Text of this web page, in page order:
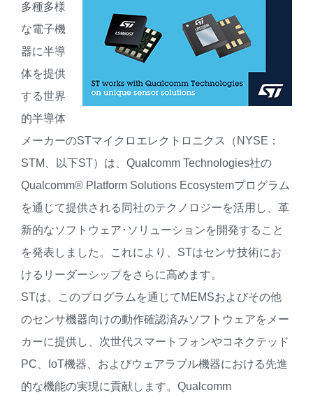
多種多様
な電子機
器に半導
体を提供
する世界
的半導体
メーカーのSTマイクロエレクトロニクス（NYSE：
STM、以下ST）は、Qualcomm Technologies社の
Qualcomm® Platform Solutions Ecosystemプログラム
を通じて提供される同社のテクノロジーを活用し、革
新的なソフトウェア･ソリューションを開発すること
を発表しました。これにより、STはセンサ技術にお
けるリーダーシップをさらに高めます。
STは、このプログラムを通じてMEMSおよびその他
のセンサ機器向けの動作確認済みソフトウェアをメー
カーに提供し、次世代スマートフォンやコネクテッド
PC、IoT機器、およびウェアラブル機器における先進
的な機能の実現に貢献します。Qualcomm